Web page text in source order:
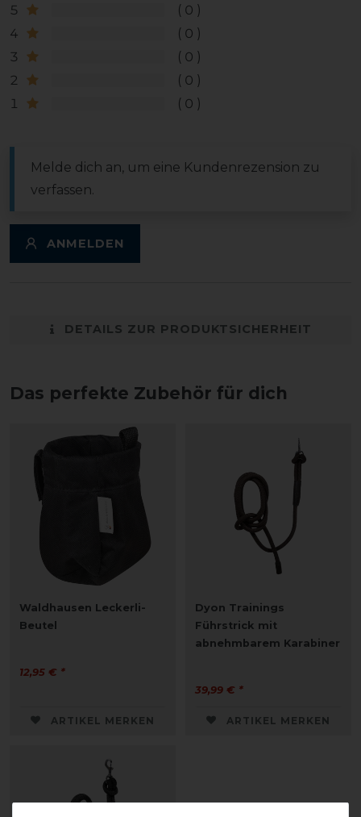
5
0
4
0
3
0
2
0
1
0
Melde dich an, um eine Kundenrezension zu
verfassen.
ANMELDEN
DETAILS ZUR PRODUKTSICHERHEIT
Das perfekte Zubehör für dich
Waldhausen Leckerli-
Beutel
12,95 € *
ARTIKEL MERKEN
Dyon Trainings
Führstrick mit
abnehmbarem Karabiner
39,99 € *
ARTIKEL MERKEN